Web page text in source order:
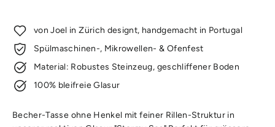
von Joel in Zürich designt, handgemacht in Portugal
Spülmaschinen-, Mikrowellen- & Ofenfest
Material: Robustes Steinzeug, geschliffener Boden
100% bleifreie Glasur
Becher-Tasse ohne Henkel mit feiner Rillen-Struktur in